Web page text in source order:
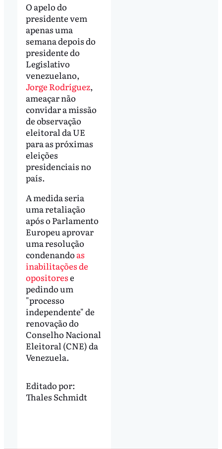
O apelo do
presidente vem
apenas uma
semana depois do
presidente do
Legislativo
venezuelano,
Jorge Rodríguez,
ameaçar não
convidar a missão
de observação
eleitoral da UE
para as próximas
eleições
presidenciais no
país.
A medida seria
uma retaliação
após o Parlamento
Europeu aprovar
uma resolução
condenando as
inabilitações de
opositorese
pedindo um
"processo
independente" de
renovação do
Conselho Nacional
Eleitoral (CNE) da
Venezuela.
Editado por:
Thales Schmidt